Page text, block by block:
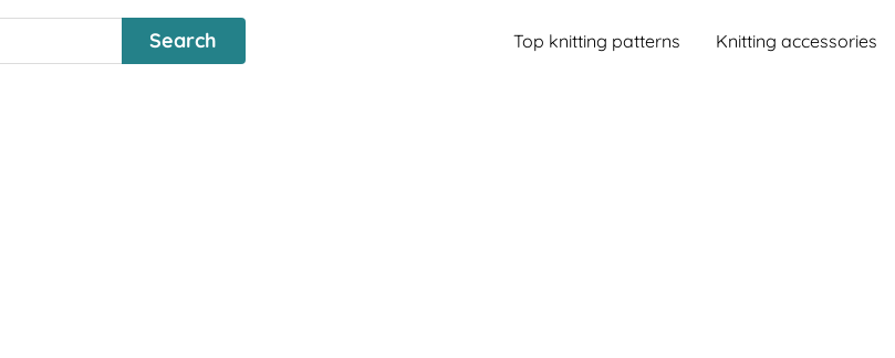
Top knitting patterns Knitting accessories